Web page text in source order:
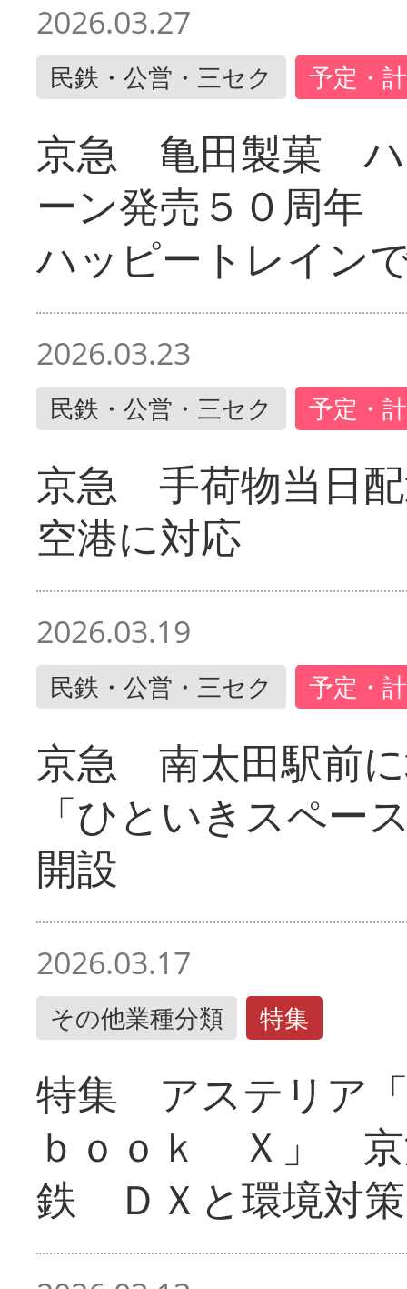
2026.03.27
民鉄・公営・三セク 予定・
京急 亀田製菓 ハ
ーン発売５０周年
ハッピートレイン
2026.03.23
民鉄・公営・三セク 予定・
京急 手荷物当日
空港に対応
2026.03.19
民鉄・公営・三セク 予定・
京急 南太田駅前
「ひといきスペー
開設
2026.03.17
その他業種分類 特集
特集 アステリア
ｂｏｏｋ Ｘ」 京
鉄 ＤＸと環境対策